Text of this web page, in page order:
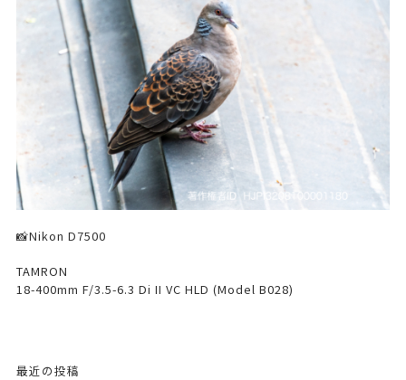
📸Nikon D7500
TAMRON
18-400mm F/3.5-6.3 Di II VC HLD (Model B028)
最近の投稿